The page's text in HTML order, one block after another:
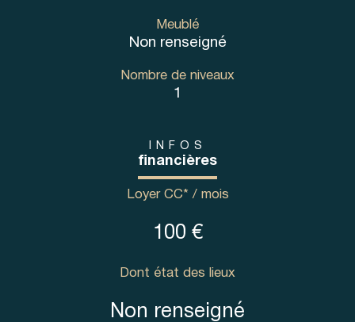
Meublé
Non renseigné
Nombre de niveaux
1
INFOS
financières
Loyer CC* / mois
100 €
Dont état des lieux
Non renseigné